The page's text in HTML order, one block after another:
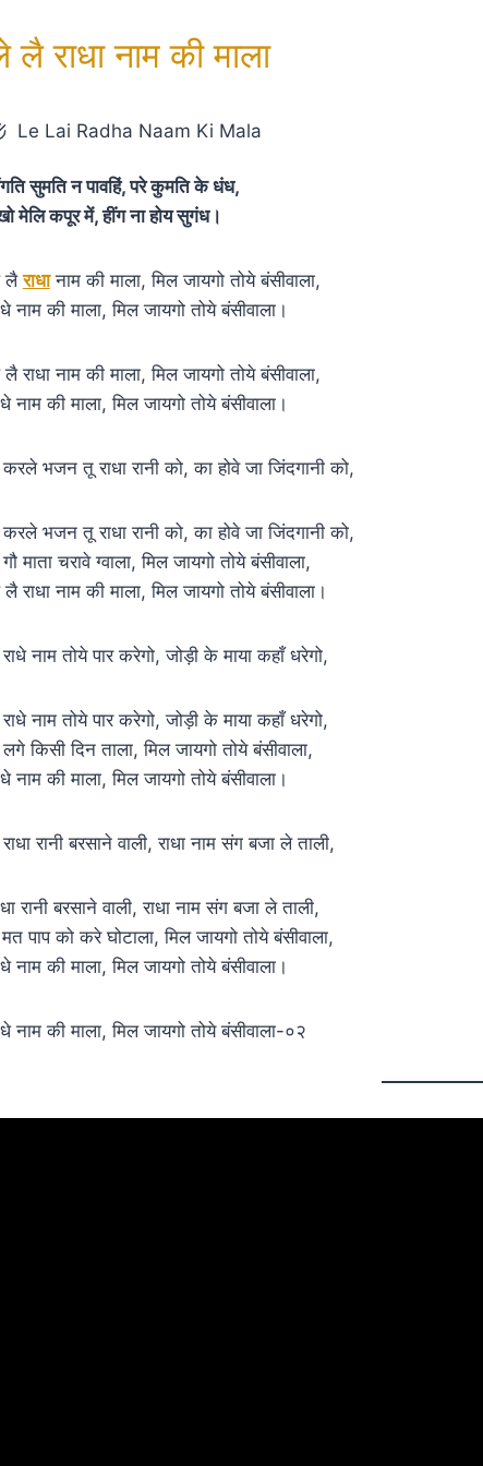
लै राधा नाम की माला
Le Lai Radha Naam Ki Mala
सुमति न पावहिं, परे कुमति के धंध,
मेलि कपूर में, हींग ना होय सुगंध।
लैराधानाम की माला, मिल जायगो तोये बंसीवाला,
नाम की माला, मिल जायगो तोये बंसीवाला।
राधा नाम की माला, मिल जायगो तोये बंसीवाला,
नाम की माला, मिल जायगो तोये बंसीवाला।
भजन तू राधा रानी को, का होवे जा जिंदगानी को,
भजन तू राधा रानी को, का होवे जा जिंदगानी को,
माता चरावे ग्वाला, मिल जायगो तोये बंसीवाला,
राधा नाम की माला, मिल जायगो तोये बंसीवाला।
नाम तोये पार करेगो, जोड़ी के माया कहाँ धरेगो,
नाम तोये पार करेगो, जोड़ी के माया कहाँ धरेगो,
किसी दिन ताला, मिल जायगो तोये बंसीवाला,
नाम की माला, मिल जायगो तोये बंसीवाला।
रानी बरसाने वाली, राधा नाम संग बजा ले ताली,
रानी बरसाने वाली, राधा नाम संग बजा ले ताली,
पाप को करे घोटाला, मिल जायगो तोये बंसीवाला,
नाम की माला, मिल जायगो तोये बंसीवाला।
नाम की माला, मिल जायगो तोये बंसीवाला-०२